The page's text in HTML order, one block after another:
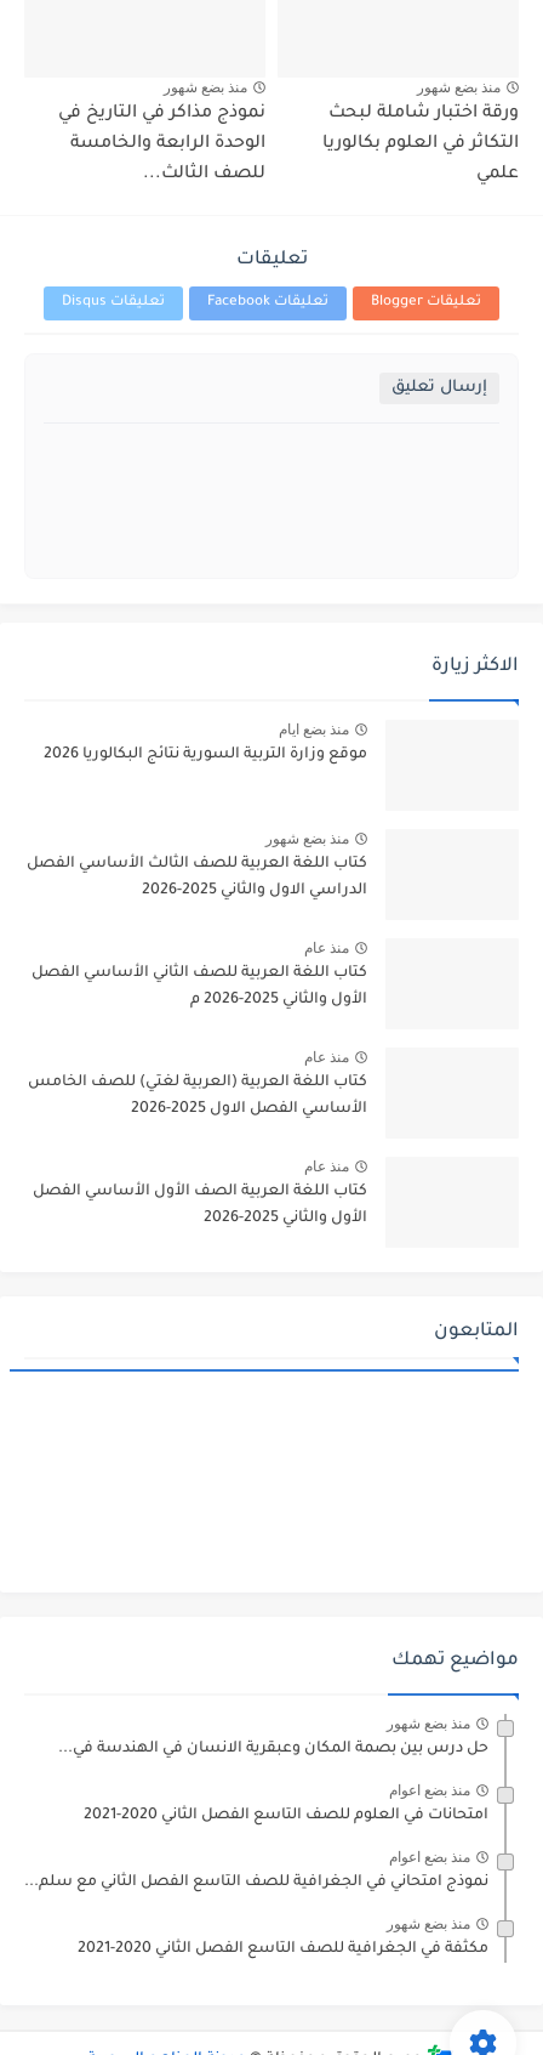
منذ بضع شهور
ورقة اختبار شاملة لبحث
التكاثر في العلوم بكالوريا
علمي
منذ بضع شهور
نموذج مذاكر في التاريخ في
الوحدة الرابعة والخامسة
للصف الثالث...
تعليقات
تعليقات Blogger تعليقات Facebook تعليقات Disqus
إرسال تعليق
الاكثر زيارة
منذ بضع ايام
موقع وزارة التربية السورية نتائج البكالوريا 2026
منذ بضع شهور
كتاب اللغة العربية للصف الثالث الأساسي الفصل
الدراسي الاول والثاني 2025-2026
منذ عام
كتاب اللغة العربية للصف الثاني الأساسي الفصل
الأول والثاني 2025-2026 م
منذ عام
كتاب اللغة العربية (العربية لغتي) للصف الخامس
الأساسي الفصل الاول 2025-2026
منذ عام
كتاب اللغة العربية الصف الأول الأساسي الفصل
الأول والثاني 2025-2026
المتابعون
مواضيع تهمك
منذ بضع شهور
حل درس بين بصمة المكان وعبقرية الانسان في الهندسة في...
منذ بضع اعوام
امتحانات في العلوم للصف التاسع الفصل الثاني 2020-2021
منذ بضع اعوام
نموذج امتحاني في الجغرافية للصف التاسع الفصل الثاني مع سلم...
منذ بضع شهور
مكثفة في الجغرافية للصف التاسع الفصل الثاني 2020-2021